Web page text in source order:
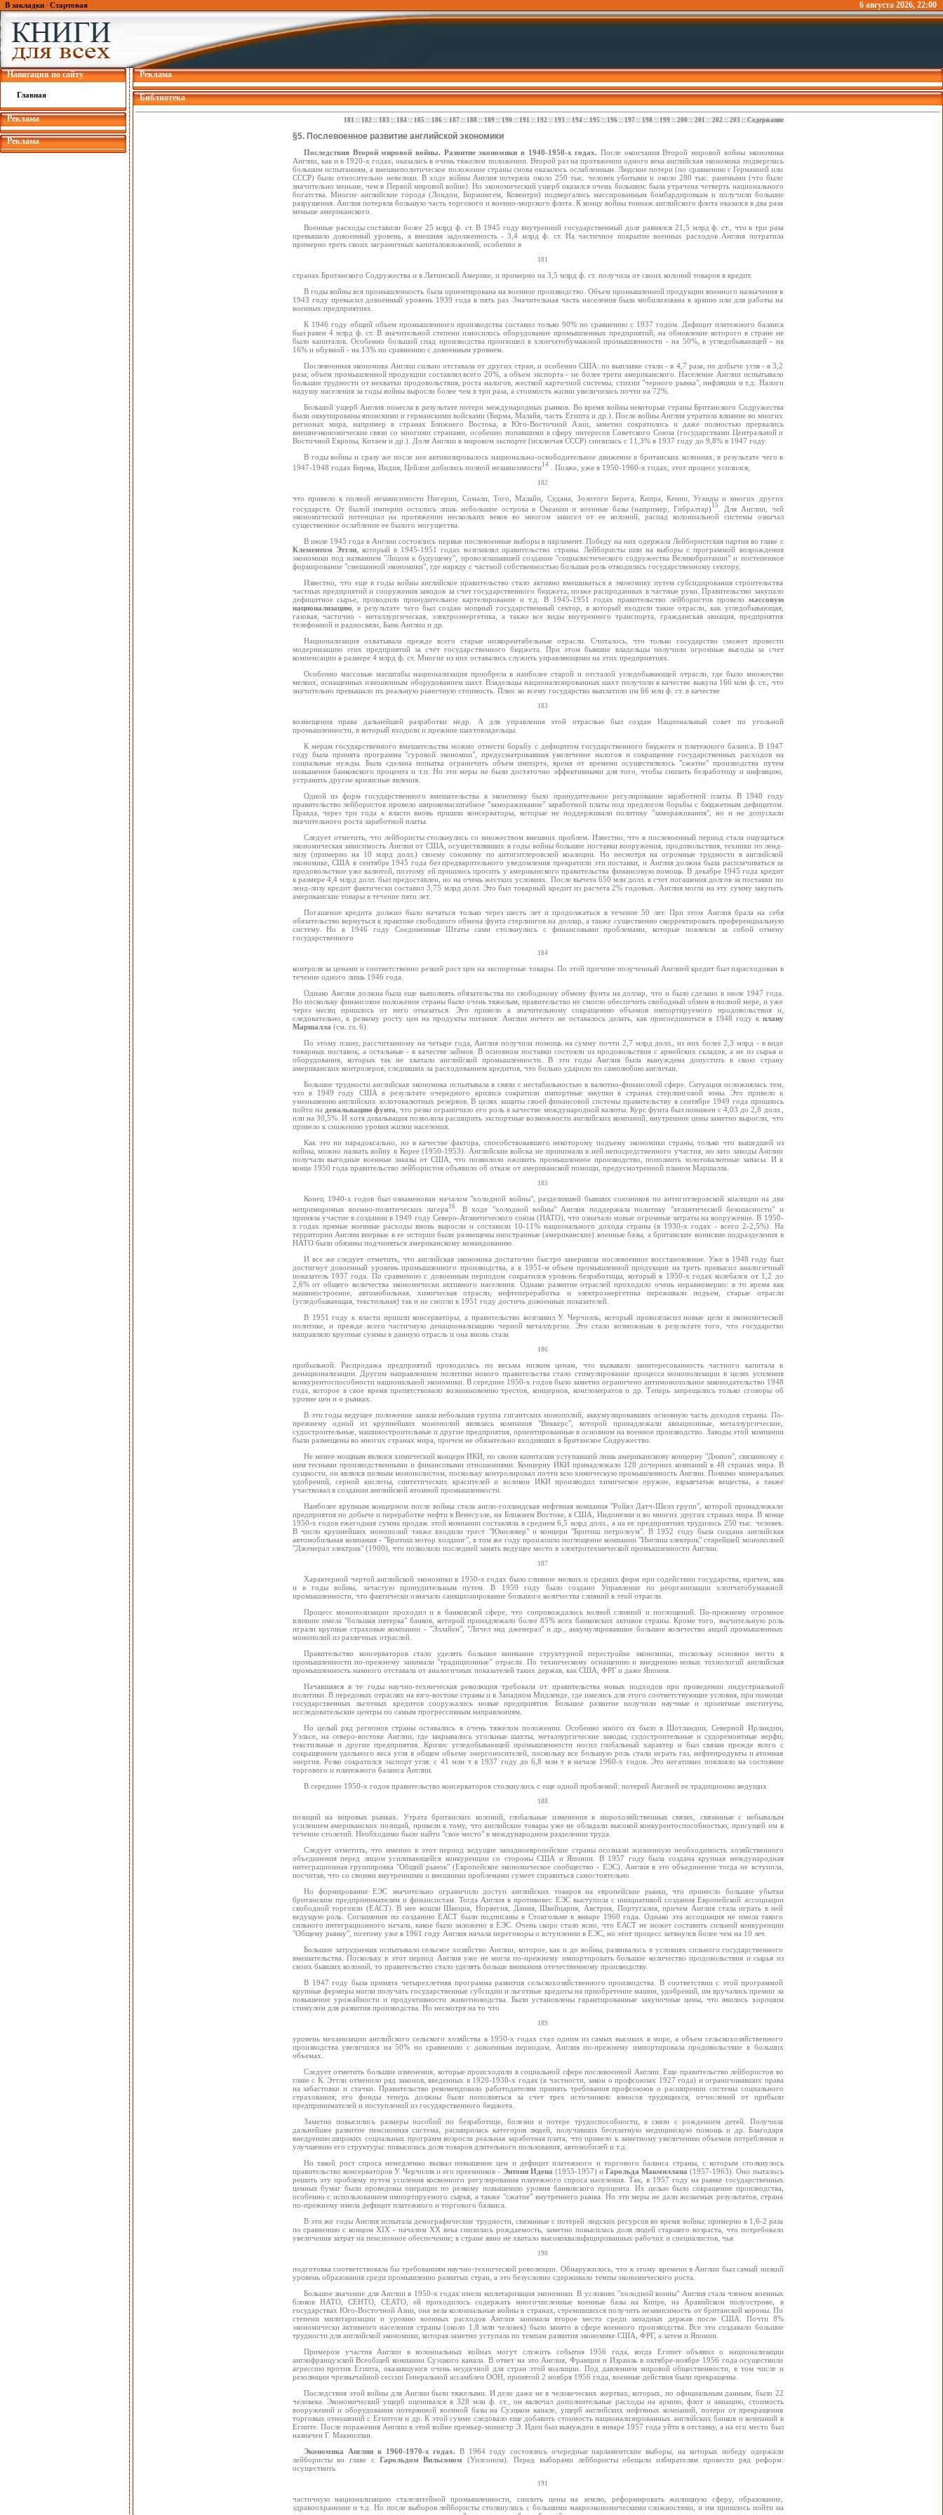
В закладки Стартовая 6 августа 2026, 22:00
Навигация по сайту
Главная
Реклама
Реклама
Реклама
Библиотека
181 :: 182 :: 183 :: 184:: 185 :: 186 :: 187:: 188 :: 189 :: 190 :: 191 :: 192 :: 193 :: 194:: 195 :: 196 :: 197:: 198 :: 199 :: 200 :: 201 :: 202 :: 203 :: Содержание
§5. Послевоенное развитие английской экономики
Последствия Второй мировой войны. Развитие экономики в 1940-1950-х годах.После окончания Второй мировой войны экономика
Англии, как и в 1920-х годах, оказалась в очень тяжелом положении. Второй раз на протяжении одного века английская экономика подверглась
большим испытаниям, а внешнеполитическое положение страны снова оказалось ослабленным. Людские потери (по сравнению с Германией или
СССР) были относительно невелики. В ходе войны Англия потеряла около 250 тыс. человек убитыми и около 280 тыс. ранеными (что было
значительно меньше, чем в Первой мировой войне). Но экономический ущерб оказался очень большим: была утрачена четверть национального
богатства. Многие английские города (Лондон, Бирмингем, Ковентри) подвергались массированным бомбардировкам и получили большие
разрушения. Англия потеряла большую часть торгового и военно-морского флота. К концу войны тоннаж английского флота оказался в два раза
меньше американского.
Военные расходы составили более 25 млрд ф. ст. В 1945 году внутренний государственный долг равнялся 21,5 млрд ф. ст., что в три раза
превышало довоенный уровень, а внешняя задолженность - 3,4 млрд ф. ст. На частичное покрытие военных расходов Англия потратила
примерно треть своих заграничных капиталовложений, особенно в
181
странах Британского Содружества и в Латинской Америке, и примерно на 3,5 млрд ф. ст. получила от своих колоний товаров в кредит.
В годы войны вся промышленность была ориентирована на военное производство. Объем промышленной продукции военного назначения в
1943 году превысил довоенный уровень 1939 года в пять раз. Значительная часть населения была мобилизована в армию или для работы на
военных предприятиях.
К 1946 году общий объем промышленного производства составил только 90% по сравнению с 1937 годом. Дефицит платежного баланса
был равен 4 млрд ф. ст. В значительной степени износилось оборудование промышленных предприятий, на обновление которого в стране не
было капиталов. Особенно большой спад производства произошел в хлопчатобумажной промышленности - на 50%, в угледобывающей - на
16% и обувной - на 13% по сравнению с довоенным уровнем.
Послевоенная экономика Англии сильно отставала от других стран, и особенно США: по выплавке стали - в 4,7 раза, по добыче угля - в 3,2
раза; объем промышленной продукции составлял всего 20%, а объем экспорта - не более трети американского. Население Англии испытывало
большие трудности от нехватки продовольствия, роста налогов, жесткой карточной системы, стихии "черного рынка", инфляции и т.д. Налоги
надушу населения за годы войны выросли более чем в три раза, а стоимость жизни увеличилась почти на 72%.
Большой ущерб Англия понесла в результате потери международных рынков. Во время войны некоторые страны Британского Содружества
были оккупированы японскими и германскими войсками (Бирма, Малайя, часть Египта и др.). После войны Англия утратила влияние во многих
регионах мира, например в странах Ближнего Востока, в Юго-Восточной Азии, заметно сократились и даже полностью прервались
внешнеэкономические связи со многими странами, особенно попавшими в сферу интересов Советского Союза (государствами Центральной и
Восточной Европы, Китаем и др.). Доля Англии в мировом экспорте (исключая СССР) снизилась с 11,3% в 1937 году до 9,8% в 1947 году.
В годы войны и сразу же после нее активизировалось национально-освободительное движение в британских колониях, в результате чего в
1947-1948 годах Бирма, Индия, Цейлон добились полной независимости14. Позже, уже в 1950-1960-х годах, этот процесс усилился,
182
что привело к полной независимости Нигерии, Сомали, Того, Малайи, Судана, Золотого Берега, Кипра, Кении, Уганды и многих других
государств. От былой империи остались лишь небольшие острова в Океании и военные базы (например, Гибралтар) 15
. Для Англии, чей
экономический потенциал на протяжении нескольких веков во многом зависел от ее колоний, распад колониальной системы означал
существенное ослабление ее былого могущества.
В июле 1945 года в Англии состоялись первые послевоенные выборы в парламент. Победу на них одержала Лейбористская партия во главе с
Клементом Эттли, который в 1945-1951 годах возглавлял правительство страны. Лейбористы шли на выборы с программой возрождения
экономики под названием "Лицом к будущему", провозглашавшей создание "социалистического содружества Великобритании" и постепенное
формирование "смешанной экономики", где наряду с частной собственностью большая роль отводилась государственному сектору.
Известно, что еще в годы войны английское правительство стало активно вмешиваться в экономику путем субсидирования строительства
частных предприятий и сооружения заводов за счет государственного бюджета, позже распроданных в частные руки. Правительство закупало
дефицитное сырье, проводило принудительное картелирование и т.д. В 1945-1951 годах правительство лейбористов провело массовую
национализацию, в результате чего был создан мощный государственный сектор, в который входили такие отрасли, как угледобывающая,
газовая, частично - металлургическая, электроэнергетика, а также все виды внутреннего транспорта, гражданская авиация, предприятия
телефонной и радиосвязи, Банк Англии и др.
Национализация охватывала прежде всего старые низкорентабельные отрасли. Считалось, что только государство сможет провести
модернизацию этих предприятий за счет государственного бюджета. При этом бывшие владельцы получили огромные выгоды за счет
компенсации в размере 4 млрд ф. ст. Многие из них оставались служить управляющими на этих предприятиях.
Особенно массовые масштабы национализация приобрела в наиболее старой и отсталой угледобывающей отрасли, где было множество
мелких, оснащенных изношенным оборудованием шахт. Владельцы национализированных шахт получили в качестве выкупа 166 млн ф. ст., что
значительно превышало их реальную рыночную стоимость. Плюс ко всему государство выплатило им 66 млн ф. ст. в качестве
183
возмещения права дальнейшей разработки недр. А для управления этой отраслью был создан Национальный совет по угольной
промышленности, в который входили и прежние шахтовладельцы.
К мерам государственного вмешательства можно отнести борьбу с дефицитом государственного бюджета и платежного баланса. В 1947
году была принята программа "суровой экономии", предусматривавшая увеличение налогов и сокращение государственных расходов на
социальные нужды. Была сделана попытка ограничить объем импорта, время от времени осуществлялось "сжатие" производства путем
повышения банковского процента и т.п. Но эти меры не были достаточно эффективными для того, чтобы снизить безработицу и инфляцию,
устранить другие кризисные явления.
Одной из форм государственного вмешательства в экономику было принудительное регулирование заработной платы. В 1948 году
правительство лейбористов провело широкомасштабное "замораживание" заработной платы под предлогом борьбы с бюджетным дефицитом.
Правда, через три года к власти вновь пришли консерваторы, которые не поддерживали политику "замораживания", но и не допускали
значительного роста заработной платы.
Следует отметить, что лейбористы столкнулись со множеством внешних проблем. Известно, что в послевоенный период стала ощущаться
экономическая зависимость Англии от США, осуществлявших в годы войны большие поставки вооружения, продовольствия, техники по ленд-
лизу (примерно на 10 млрд долл.) своему союзнику по антигитлеровской коалиции. Но несмотря на огромные трудности в английской
экономике, США в сентябре 1945 года без предварительного уведомления прекратили эти поставки, и Англия должна была расплачиваться за
продовольствие уже валютой, поэтому ей пришлось просить у американского правительства финансовую помощь. В декабре 1945 года кредит
в размере 4,4 млрд долл. был предоставлен, но на очень жестких условиях. После вычета 650 млн долл. в счет погашения долгов за поставки по
ленд-лизу кредит фактически составил 3,75 млрд долл. Это был товарный кредит из расчета 2% годовых. Англия могла на эту сумму закупать
американские товары в течение пяти лет.
Погашение кредита должно было начаться только через шесть лет и продолжаться в течение 50 лет. При этом Англия брала на себя
обязательство вернуться к практике свободного обмена фунта стерлингов на доллар, а также существенно скорректировать преференциальную
систему. Но в 1946 году Соединенные Штаты сами столкнулись с финансовыми проблемами, которые повлекли за собой отмену
государственного
184
контроля за ценами и соответственно резкий рост цен на экспортные товары. По этой причине полученный Англией кредит был израсходован в
течение одного лишь 1946 года.
Однако Англия должна была еще выполнять обязательства по свободному обмену фунта на доллар, что и было сделано в июле 1947 года.
Но поскольку финансовое положение страны было очень тяжелым, правительство не смогло обеспечить свободный обмен в полной мере, и уже
через месяц пришлось от него отказаться. Это привело к значительному сокращению объемов импортируемого продовольствия и,
следовательно, к резкому росту цен на продукты питания. Англии ничего не оставалось делать, как присоединиться в 1948 году к плану
Маршалла (см. гл. 6).
По этому плану, рассчитанному на четыре года, Англия получила помощь на сумму почти 2,7 млрд долл., из них более 2,3 млрд - в виде
товарных поставок, а остальные - в качестве займов. В основном поставки состояли из продовольствия с армейских складов, а не из сырья и
оборудования, которых так не хватало английской промышленности. В эти годы Англия была вынуждена допустить в свою страну
американских контролеров, следивших за расходованием кредитов, что больно ударило по самолюбию англичан.
Большие трудности английская экономика испытывала в связи с нестабильностью в валютно-финансовой сфере. Ситуация осложнялась тем,
что в 1949 году США в результате очередного кризиса сократили импортные закупки в странах стерлинговой зоны. Это привело к
уменьшению английских золотовалютных резервов. В целях защиты своей финансовой системы правительству в сентябре 1949 года пришлось
пойти на девальвацию фунта, что резко ограничило его роль в качестве международной валюты. Курс фунта был понижен с 4,03 до 2,8 долл.,
или на 30,5%. И хотя девальвация позволила расширить экспортные возможности английских компаний, внутренние цены заметно выросли, что
привело к снижению уровня жизни населения.
Как это ни парадоксально, но в качестве фактора, способствовавшего некоторому подъему экономики страны, только что вышедшей из
войны, можно назвать войну в Корее (1950-1953). Английские войска не принимали в ней непосредственного участия, но зато заводы Англии
получали выгодные военные заказы от США, что позволило оживить промышленное производство, пополнить золотовалютные запасы. И в
конце 1950 года правительство лейбористов объявило об отказе от американской помощи, предусмотренной планом Маршалла.
185
Конец 1940-х годов был ознаменован началом "холодной войны", разделившей бывших союзников по антигитлеровской коалиции на два
непримиримых военно-политических лагеря16
. В ходе "холодной войны" Англия поддержала политику "атлантической безопасности" и
приняла участие в создании в 1949 году Северо-Атлантического союза (НАТО), что означало новые огромные затраты на вооружение. В 1950-
х годах прямые военные расходы вновь выросли и составили 10-11% национального дохода страны (в 1930-х годах - всего 2-2,5%). На
территории Англии впервые в ее истории были размещены иностранные (американские) военные базы, а британские воинские подразделения в
НАТО были обязаны подчиняться американскому командованию.
И все же следует отметить, что английская экономика достаточно быстро завершила послевоенное восстановление. Уже в 1948 году был
достигнут довоенный уровень промышленного производства, а в 1951-м объем промышленной продукции на треть превысил аналогичный
показатель 1937 года. По сравнению с довоенным периодом сократился уровень безработицы, который в 1950-х годах колебался от 1,2 до
2,6% от общего количества экономически активного населения. Однако развитие отраслей проходило очень неравномерно: в то время как
машиностроение, автомобильная, химическая отрасли, нефтепереработка и электроэнергетика переживали подъем, старые отрасли
(угледобывающая, текстильная) так и не смогли к 1951 году достичь довоенных показателей.
В 1951 году к власти пришли консерваторы, а правительство возглавил У. Черчилль, который провозгласил новые цели в экономической
политике, и прежде всего частичную денационализацию черной металлургии. Это стало возможным в результате того, что государство
направляло крупные суммы в данную отрасль и она вновь стала
186
прибыльной. Распродажа предприятий проводилась по весьма низким ценам, что вызывало заинтересованность частного капитала в
денационализации. Другим направлением политики нового правительства стало стимулирование процесса монополизации в целях усиления
конкурентоспособности национальной экономики. В середине 1950-х годов было заметно ограничено антимонопольное законодательство 1948
года, которое в свое время препятствовало возникновению трестов, концернов, конгломератов и др. Теперь запрещались только сговоры об
уровне цен и о рынках.
В эти годы ведущее положение заняла небольшая группа гигантских монополий, аккумулировавших основную часть доходов страны. По-
прежнему одной из крупнейших монополий являлась компания "Виккерс", которой принадлежали авиационные, металлургические,
судостроительные, машиностроительные и другие предприятия, ориентированные в основном на военное производство. Заводы этой компании
были размещены во многих странах мира, причем не обязательно входивших в Британское Содружество.
Не менее мощным являлся химический концерн ИКИ, по своим капиталам уступавший лишь американскому концерну "Дюпон", связанному с
ним тесными производственными и финансовыми отношениями. Концерну ИКИ принадлежало 128 дочерних компаний в 48 странах мира. В
сущности, он являлся полным монополистом, поскольку контролировал почти всю химическую промышленность Англии. Помимо минеральных
удобрений, серной кислоты, синтетических красителей и волокон ИКИ производил химическое оружие, взрывчатые вещества, а также
участвовал в создании английской атомной промышленности.
Наиболее крупным концерном после войны стала англо-голландская нефтяная компания "Ройял Датч-Шелл групп", которой принадлежали
предприятия по добыче и переработке нефти в Венесуэле, на Ближнем Востоке, в США, Индонезии и во многих других странах мира. В конце
1950-х годов ежегодная сумма продаж этой компании составляла в среднем 6,5 млрд долл., а на ее предприятиях трудилось 250 тыс. человек.
В число крупнейших монополий также входили трест "Юнилевер" и концерн "Бритиш петролеум". В 1952 году была создана английская
автомобильная компания - "Бритиш мотор холдинг", в том же году произошло поглощение компании "Инглиш электрик" старейшей монополией
"Дженерал электрик" (1900), что позволило последней занять ведущее место в электротехнической промышленности Англии.
187
Характерной чертой английской экономики в 1950-х годах было слияние мелких и средних фирм при содействии государства, причем, как
и в годы войны, зачастую принудительным путем. В 1959 году было создано Управление по реорганизации хлопчатобумажной
промышленности, что фактически означало санкционирование большого количества слияний в этой отрасли.
Процесс монополизации проходил и в банковской сфере, что сопровождалось волной слияний и поглощений. По-прежнему огромное
влияние имела "большая пятерка" банков, которой принадлежало более 85% всех банковских активов страны. Кроме того, значительную роль
играли крупные страховые компании - "Эллайен", "Личел энд дженерал" и др., аккумулировавшие большое количество акций промышленных
монополий из различных отраслей.
Правительство консерваторов стало уделять большое внимание структурной перестройке экономики, поскольку основное место в
промышленности по-прежнему занимали "традиционные" отрасли. По техническому оснащению и внедрению новых технологий английская
промышленность намного отставала от аналогичных показателей таких держав, как США, ФРГ и даже Япония.
Начавшаяся в те годы научно-техническая революция требовала от правительства новых подходов при проведении индустриальной
политики. В передовых отраслях на юго-востоке страны и в Западном Мидленде, где имелись для этого соответствующие условия, при помощи
государственных льготных кредитов сооружались новые предприятия. Большое развитие получили научные и проектные институты,
исследовательские центры по самым прогрессивным направлениям.
Но целый ряд регионов страны оставались в очень тяжелом положении. Особенно много их было в Шотландии, Северной Ирландии,
Уэльсе, на северо-востоке Англии, где закрывались угольные шахты, металлургические заводы, судостроительные и судоремонтные верфи,
текстильные и другие предприятия. Кризис угледобывающей промышленности носил глобальный характер и был связан прежде всего с
сокращением удельного веса угля в общем объеме энергоносителей, поскольку все большую роль стали играть газ, нефтепродукты и атомная
энергия. Резко сократился экспорт угля: с 41 млн т в 1937 году до 6,8 млн т в начале 1960-х годов. Это негативно повлияло на состояние
торгового и платежного баланса Англии.
В середине 1950-х годов правительство консерваторов столкнулось с еще одной проблемой: потерей Англией ее традиционно ведущих
188
позиций на мировых рынках. Утрата британских колоний, глобальные изменения в мирохозяйственных связях, связанные с небывалым
усилением американских позиций, привели к тому, что английские товары уже не обладали высокой конкурентоспособностью, присущей им в
течение столетий. Необходимо было найти "свое место" в международном разделении труда.
Следует отметить, что именно в этот период ведущие западноевропейские страны осознали жизненную необходимость хозяйственного
объединения перед лицом усиливающейся конкуренции со стороны США и Японии. В 1957 году была создана крупная международная
интеграционная группировка "Общий рынок" (Европейское экономическое сообщество - ЕЭС). Англия в это объединение тогда не вступила,
посчитав, что со своими внутренними и внешними проблемами сумеет справиться самостоятельно.
Но формирование ЕЭС значительно ограничило доступ английских товаров на европейские рынки, что принесло большие убытки
британским предпринимателям и финансистам. Тогда Англия в противовес ЕЭС выступила с инициативой создания Европейской ассоциации
свободной торговли (ЕАСТ). В нее вошли Швеция, Норвегия, Дания, Швейцария, Австрия, Португалия, причем Англия стала играть в ней
ведущую роль. Соглашения по созданию ЕАСТ были подписаны в Стокгольме в январе 1960 года. Однако эта ассоциация не имела такого
сильного интеграционного начала, какое было заложено в ЕЭС. Очень скоро стало ясно, что ЕАСТ не может составить сильной конкуренции
"Общему рынку", поэтому уже в 1961 году Англия начала переговоры о вступлении в ЕЭС, но этот процесс затянулся более чем на 10 лет.
Большие затруднения испытывало сельское хозяйство Англии, которое, как и до войны, развивалось в условиях сильного государственного
вмешательства. Поскольку в этот период Англия уже не могла по-прежнему импортировать большое количество продовольствия и сырья из
своих бывших колоний, то правительство стало уделять больше внимания отечественному производству.
В 1947 году была принята четырехлетняя программа развития сельскохозяйственного производства. В соответствии с этой программой
крупные фермеры могли получать государственные субсидии и льготные кредиты на приобретение машин, удобрений, им вручались премии за
повышение урожайности и продуктивности животноводства. Были установлены гарантированные закупочные цены, что явилось хорошим
стимулом для развития производства. Но несмотря на то что
189
уровень механизации английского сельского хозяйства в 1950-х годах стал одним из самых высоких в мире, а объем сельскохозяйственного
производства увеличился на 50% по сравнению с довоенным периодом, Англия по-прежнему импортировала продовольствие в больших
объемах.
Следует отметить большие изменения, которые происходили в социальной сфере послевоенной Англии. Еще правительство лейбористов во
главе с К. Эттли отменило ряд законов, введенных в 1920-1930-х годах (в частности, закон о профсоюзах 1927 года) и ограничивавших права
на забастовки и стачки. Правительство рекомендовало работодателям принять требования профсоюзов о расширении системы социального
страхования; его фонды теперь должны были пополняться за счет трех источников: взносов трудящихся, отчислений от прибыли
предпринимателей и поступлений из государственного бюджета.
Заметно повысились размеры пособий по безработице, болезни и потере трудоспособности, в связи с рождением детей. Получила
дальнейшее развитие пенсионная система, расширилась категория людей, получавших бесплатную медицинскую помощь и др. Благодаря
внедрению широких социальных программ возросла реальная заработная плата, что привело к заметному увеличению объемов потребления и
улучшению его структуры: повысилась доля товаров длительного пользования, автомобилей и т.д.
Но такой рост спроса немедленно вызвал повышение цен и дефицит платежного и торгового баланса страны, с которым столкнулось
правительство консерваторов У. Черчилля и его преемников - Энтони Идена (1955-1957) и Гарольда Макмиллана(1957-1963). Оно пыталось
решить эту проблему путем усиления косвенного регулирования платежного спроса населения. Так, в 1957 году на рынке государственных
ценных бумаг были проведены операции по резкому повышению уровня банковского процента. Их целью было сокращение производства,
особенно с использованием импортируемого сырья, а также "сжатие" внутреннего рынка. Но эти меры не дали желаемых результатов, страна
по-прежнему имела дефицит платежного и торгового баланса.
В эти же годы Англия испытала демографические трудности, связанные с потерей людских ресурсов во время войны: примерно в 1,6-2 раза
по сравнению с концом XIX - началом XX века снизилась рождаемость, заметно повысилась доля людей старшего возраста, что потребовало
увеличения затрат на пенсионное обеспечение; в стране явно не хватало высококвалифицированных рабочих и специалистов, чья
190
подготовка соответствовала бы требованиям научно-технической революции. Обнаружилось, что к этому времени в Англии был самый низкий
уровень образования среди промышленно развитых стран, а это безусловно сдерживало темпы экономического роста.
Большое значение для Англии в 1950-х годах имела милитаризация экономики. В условиях "холодной воины" Англия стала членом военных
блоков НАТО, СЕНТО, СЕАТО, ей приходилось содержать многочисленные военные базы на Кипре, на Аравийском полуострове, в
государствах Юго-Восточной Азии, она вела колониальные войны в странах, стремившихся получить независимость от британской короны. По
степени милитаризации и уровню военных расходов Англия занимала второе место среди западных держав после США. Почти 8%
экономически активного населения страны (около 1,8 млн человек) было занято в сфере военного производства. Все это создавало большие
трудности для английской экономики, которая заметно уступала по темпам развития экономике США, ФРГ, а затем и Японии.
Примером участия Англии в колониальных войнах могут служить события 1956 года, когда Египет объявил о национализации
англофранцузской Всеобщей компании Суэцкого канала. В ответ на это Англия, Франция и Израиль в октябре-ноябре 1956 года осуществили
агрессию против Египта, оказавшуюся очень неудачной для стран этой коалиции. Под давлением мировой общественности, в том числе и
резолюции чрезвычайной сессии Генеральной ассамблеи ООН, принятой 2 ноября 1956 года, военные действия были прекращены.
Последствия этой войны для Англии были тяжелыми. И дело даже не в человеческих жертвах, которых, по официальным данным, было 22
человека. Экономический ущерб оценивался в 328 млн ф. ст., он включал дополнительные расходы на армию, флот и авиацию, стоимость
вооружений и оборудования потерянной военной базы на Суэцком канале, ущерб английских нефтяных компаний, потери от прекращения
торговых отношений с Египтом и др. К этой сумме следовало еще добавить стоимость национализированных английских банков и компаний в
Египте. После поражения Англии в этой войне премьер-министр Э. Идеи был вынужден в январе 1957 года уйти в отставку, а на его место был
назначен Г. Макмиллан.
Экономика Англии в 1960-1970-х годах.В 1964 году состоялись очередные парламентские выборы, на которых победу одержали
лейбористы во главе с Гарольдом Вильсоном(Уилсоном). Перед выборами лейбористы обещали избирателям провести ряд реформ:
осуществить
191
частичную национализацию сталелитейной промышленности, снизить цены на землю, реформировать жилищную сферу, образование,
здравоохранение и т.д. Но после выборов лейбористы столкнулись с большими макроэкономическими сложностями, и им пришлось пойти на